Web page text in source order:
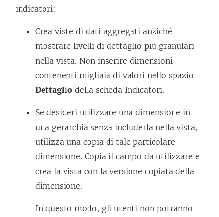
indicatori:
Crea viste di dati aggregati anziché
mostrare livelli di dettaglio più granulari
nella vista. Non inserire dimensioni
contenenti migliaia di valori nello spazio
Dettaglio della scheda Indicatori.
Se desideri utilizzare una dimensione in
una gerarchia senza includerla nella vista,
utilizza una copia di tale particolare
dimensione. Copia il campo da utilizzare e
crea la vista con la versione copiata della
dimensione.
In questo modo, gli utenti non potranno